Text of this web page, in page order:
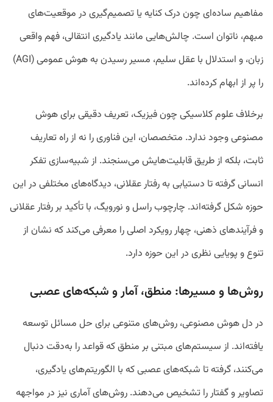
مفاهیم ساده‌ای چون درک کنایه یا تصمیم‌گیری در موقعیت‌های
مبهم، ناتوان است. چالش‌هایی مانند یادگیری انتقالی، فهم واقعی
زبان، و استدلال با عقل سلیم، مسیر رسیدن به هوش عمومی (AGI)
را پر از ابهام کرده‌اند.
برخلاف علوم کلاسیکی چون فیزیک، تعریف دقیقی برای هوش
مصنوعی وجود ندارد. متخصصان، این فناوری را نه از راه تعاریف
ثابت، بلکه از طریق قابلیت‌هایش می‌سنجند. از شبیه‌سازی تفکر
انسانی گرفته تا دستیابی به رفتار عقلانی، دیدگاه‌های مختلفی در این
حوزه شکل گرفته‌اند. چارچوب راسل و نورویگ، با تأکید بر رفتار عقلانی
و فرآیندهای ذهنی، چهار رویکرد اصلی را معرفی می‌کند که نشان از
تنوع و پویایی نظری در این حوزه دارد.
روش‌ها و مسیرها: منطق، آمار و شبکه‌های عصبی
در دل هوش مصنوعی، روش‌های متنوعی برای حل مسائل توسعه
یافته‌اند. از سیستم‌های مبتنی بر منطق که قواعد را به‌دقت دنبال
می‌کنند، گرفته تا شبکه‌های عصبی که با الگوریتم‌های یادگیری،
تصاویر و گفتار را تشخیص می‌دهند. روش‌های آماری نیز در مواجهه